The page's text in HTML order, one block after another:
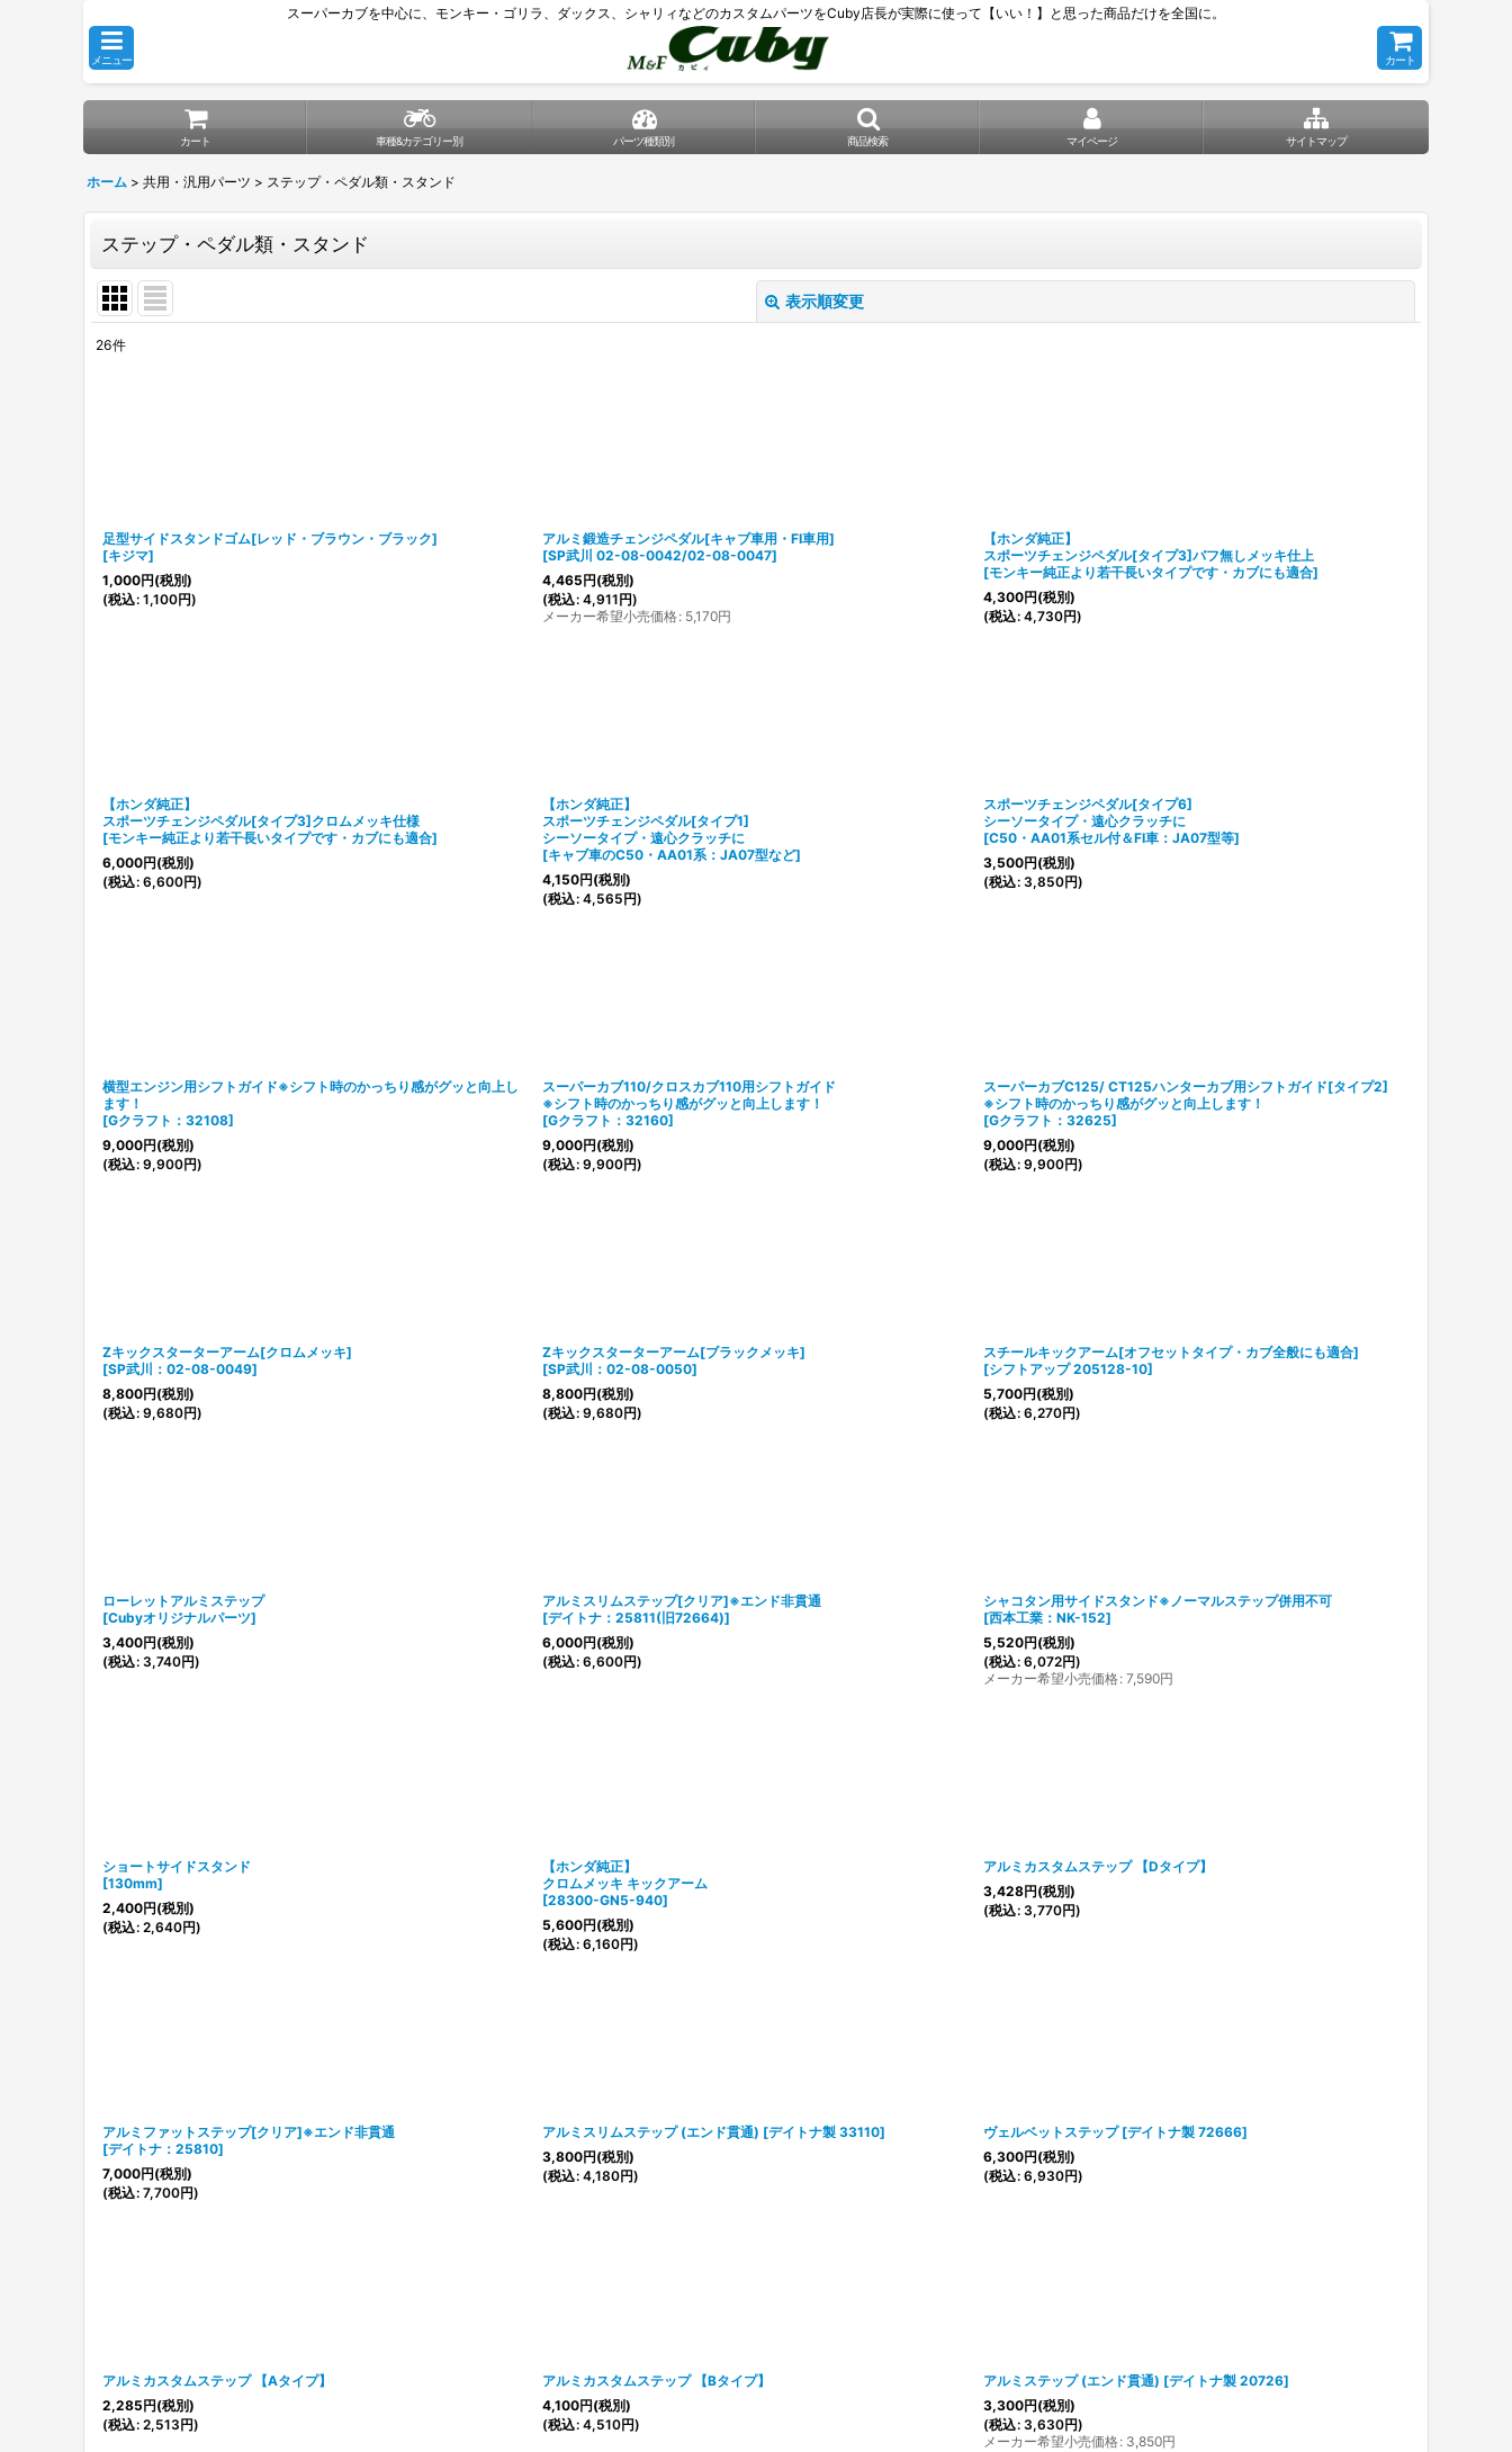
スーパーカブを中心に、モンキー・ゴリラ、ダックス、シャリィなどのカスタムパーツをCuby店長が実際に使って【いい！】と思った商品だけを全国に。
メニュー カート
カート 車種&カテゴリー別 パーツ種類別 商品検索 マイページ サイトマップ
ホーム > 共用・汎用パーツ > ステップ・ペダル類・スタンド
ステップ・ペダル類・スタンド
表示順変更
26件
足型サイドスタンドゴム[レッド・ブラウン・ブラック]
[キジマ]
1,000円(税別)
(税込: 1,100円)
アルミ鍛造チェンジペダル[キャブ車用・FI車用]
[SP武川 02-08-0042/02-08-0047]
4,465円(税別)
(税込: 4,911円)
メーカー希望小売価格: 5,170円
【ホンダ純正】
スポーツチェンジペダル[タイプ3]バフ無しメッキ仕上
[モンキー純正より若干長いタイプです・カブにも適合]
4,300円(税別)
(税込: 4,730円)
【ホンダ純正】
スポーツチェンジペダル[タイプ3]クロムメッキ仕様
[モンキー純正より若干長いタイプです・カブにも適合]
6,000円(税別)
(税込: 6,600円)
【ホンダ純正】
スポーツチェンジペダル[タイプ1]
シーソータイプ・遠心クラッチに
[キャブ車のC50・AA01系：JA07型など]
4,150円(税別)
(税込: 4,565円)
スポーツチェンジペダル[タイプ6]
シーソータイプ・遠心クラッチに
[C50・AA01系セル付＆FI車：JA07型等]
3,500円(税別)
(税込: 3,850円)
横型エンジン用シフトガイド※シフト時のかっちり感がグッと向上し
ます！
[Gクラフト：32108]
9,000円(税別)
(税込: 9,900円)
スーパーカブ110/クロスカブ110用シフトガイド
※シフト時のかっちり感がグッと向上します！
[Gクラフト：32160]
9,000円(税別)
(税込: 9,900円)
スーパーカブC125/ CT125ハンターカブ用シフトガイド[タイプ2]
※シフト時のかっちり感がグッと向上します！
[Gクラフト：32625]
9,000円(税別)
(税込: 9,900円)
Zキックスターターアーム[クロムメッキ]
[SP武川：02-08-0049]
8,800円(税別)
(税込: 9,680円)
Zキックスターターアーム[ブラックメッキ]
[SP武川：02-08-0050]
8,800円(税別)
(税込: 9,680円)
スチールキックアーム[オフセットタイプ・カブ全般にも適合]
[シフトアップ 205128-10]
5,700円(税別)
(税込: 6,270円)
ローレットアルミステップ
[Cubyオリジナルパーツ]
3,400円(税別)
(税込: 3,740円)
アルミスリムステップ[クリア]※エンド非貫通
[デイトナ：25811(旧72664)]
6,000円(税別)
(税込: 6,600円)
シャコタン用サイドスタンド※ノーマルステップ併用不可
[西本工業：NK-152]
5,520円(税別)
(税込: 6,072円)
メーカー希望小売価格: 7,590円
ショートサイドスタンド
[130mm]
2,400円(税別)
(税込: 2,640円)
【ホンダ純正】
クロムメッキ キックアーム
[28300-GN5-940]
5,600円(税別)
(税込: 6,160円)
アルミカスタムステップ 【Dタイプ】
3,428円(税別)
(税込: 3,770円)
アルミファットステップ[クリア]※エンド非貫通
[デイトナ：25810]
7,000円(税別)
(税込: 7,700円)
アルミスリムステップ (エンド貫通) [デイトナ製 33110]
3,800円(税別)
(税込: 4,180円)
ヴェルベットステップ [デイトナ製 72666]
6,300円(税別)
(税込: 6,930円)
アルミカスタムステップ 【Aタイプ】
2,285円(税別)
(税込: 2,513円)
アルミカスタムステップ 【Bタイプ】
4,100円(税別)
(税込: 4,510円)
アルミステップ (エンド貫通) [デイトナ製 20726]
3,300円(税別)
(税込: 3,630円)
メーカー希望小売価格: 3,850円